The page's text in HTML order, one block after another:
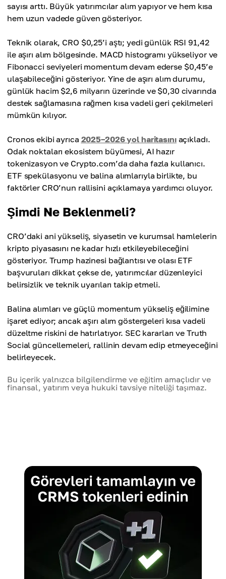
sayısı arttı. Büyük yatırımcılar alım yapıyor ve hem kısa
hem uzun vadede güven gösteriyor.
Teknik olarak, CRO $0,25’i aştı; yedi günlük RSI 91,42
ile aşırı alım bölgesinde. MACD histogramı yükseliyor ve
Fibonacci seviyeleri momentum devam ederse $0,45’e
ulaşabileceğini gösteriyor. Yine de aşırı alım durumu,
günlük hacim $2,6 milyarın üzerinde ve $0,30 civarında
destek sağlamasına rağmen kısa vadeli geri çekilmeleri
mümkün kılıyor.
Cronos ekibi ayrıca 2025–2026 yol haritasınıaçıkladı.
Odak noktaları ekosistem büyümesi, AI hazır
tokenizasyon ve Crypto.com’da daha fazla kullanıcı.
ETF spekülasyonu ve balina alımlarıyla birlikte, bu
faktörler CRO’nun rallisini açıklamaya yardımcı oluyor.
Şimdi Ne Beklenmeli?
CRO’daki ani yükseliş, siyasetin ve kurumsal hamlelerin
kripto piyasasını ne kadar hızlı etkileyebileceğini
gösteriyor. Trump hazinesi bağlantısı ve olası ETF
başvuruları dikkat çekse de, yatırımcılar düzenleyici
belirsizlik ve teknik uyarıları takip etmeli.
Balina alımları ve güçlü momentum yükseliş eğilimine
işaret ediyor; ancak aşırı alım göstergeleri kısa vadeli
düzeltme riskini de hatırlatıyor. SEC kararları ve Truth
Social güncellemeleri, rallinin devam edip etmeyeceğini
belirleyecek.
Bu içerik yalnızca bilgilendirme ve eğitim amaçlıdır ve
finansal, yatırım veya hukuki tavsiye niteliği taşımaz.